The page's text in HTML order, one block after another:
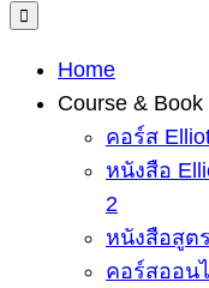
for:
Home
Course & Book
คอร์ส
หนังสือ
2
หนังสือสูต
คอร์สออน